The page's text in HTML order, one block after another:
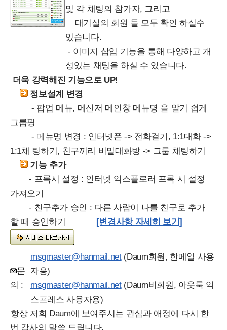
및 각 채팅의 참가자, 그리고
대기실의 회원 들 모두 확인 하실수
있습니다.
- 이미지 삽입 기능을 통해 다양하고 개
성있는 채팅을 하실 수 있습니다.
더욱 강력해진 기능으로 UP!
정보설계 변경
- 팝업 메뉴, 메신저 메인창 메뉴명 을 알기 쉽게
그룹핑
- 메뉴명 변경 : 인터넷폰 -> 전화걸기, 1:1대화 ->
1:1채 팅하기, 친구끼리 비밀대화방 -> 그룹 채팅하기
기능 추가
- 프록시 설정 : 인터넷 익스플로러 프록 시 설정
가져오기
- 친구추가 승인 : 다른 사람이 나를 친구로 추가
할 때 승인하기 [변경사항 자세히 보기]
문
의 :
msgmaster@hanmail.net(Daum회원, 한메일 사용
자용)
msgmaster@hanmail.net(Daum비회원, 아웃룩 익
스프레스 사용자용)
항상 저희 Daum에 보여주시는 관심과 애정에 다시 한
번 감사의 말씀 드립니다.